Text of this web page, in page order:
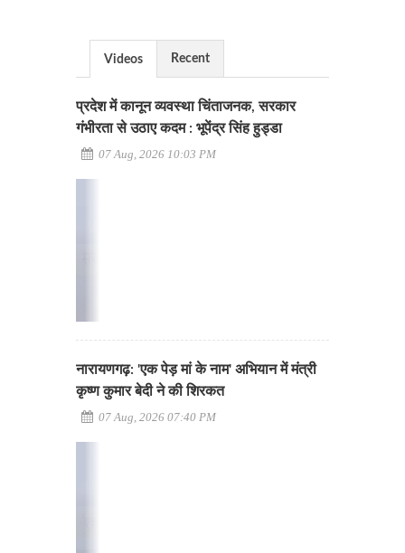
Videos Recent
प्रदेश में कानून व्यवस्था चिंताजनक, सरकार
गंभीरता से उठाए कदम : भूपेंद्र सिंह हुड्डा
07 Aug, 2026 10:03 PM
नारायणगढ़: 'एक पेड़ मां के नाम' अभियान में मंत्री
कृष्ण कुमार बेदी ने की शिरकत
07 Aug, 2026 07:40 PM